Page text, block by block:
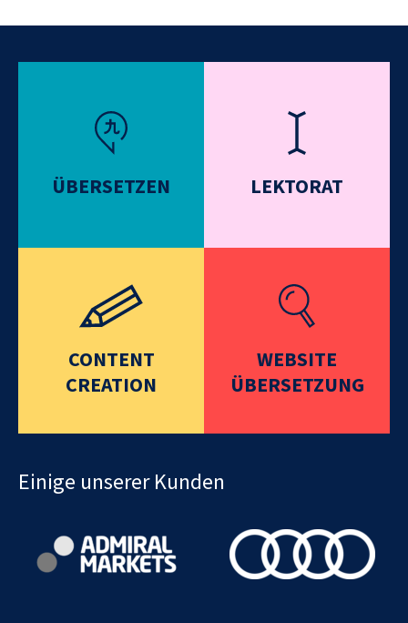
ÜBERSETZEN LEKTORAT
CONTENT
CREATION
WEBSITE
ÜBERSETZUNG
Einige unserer Kunden